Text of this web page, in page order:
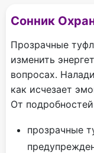
Сонник
Прозрачные
изменить
вопросах.
как исчезает
От
прозрачные